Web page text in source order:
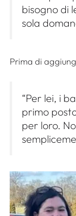
bisogno di
sola
Prima di
“Per lei, i
primo
per loro.